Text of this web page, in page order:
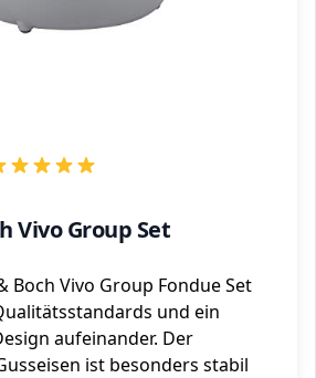
Vivo Group Set
Boch Vivo Group Fondue Set
und ein
aufeinander. Der
ist besonders stabil